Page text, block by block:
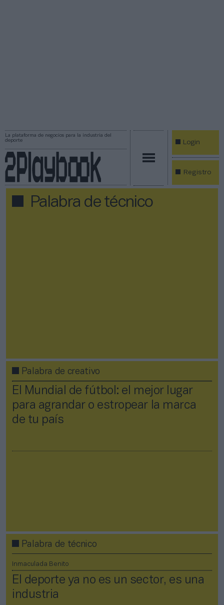
La plataforma de negocios para la industria del
deporte
Login
Registro
Palabra de técnico
Palabra de creativo
El Mundial de fútbol: el mejor lugar
para agrandar o estropear la marca
de tu país
Palabra de técnico
Inmaculada Benito
El deporte ya no es un sector, es una
industria